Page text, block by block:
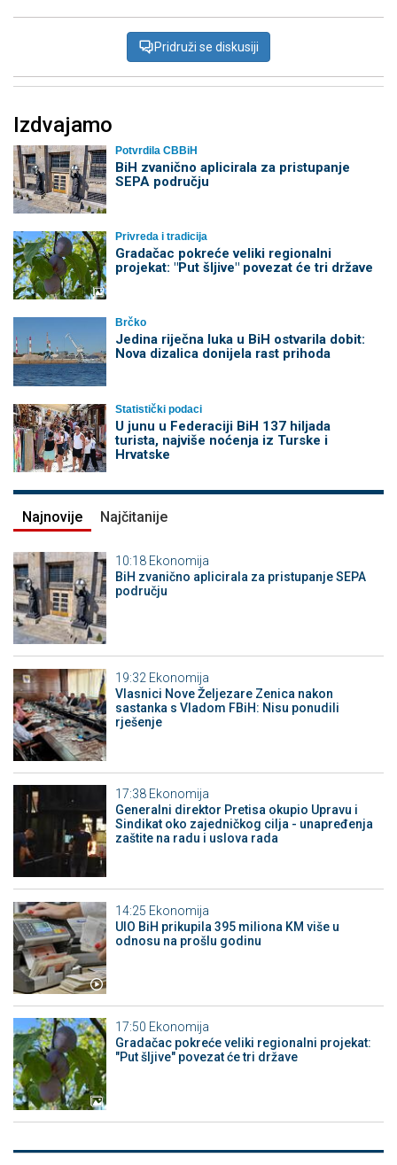
Pridruži se diskusiji
Izdvajamo
Potvrdila CBBiH
BiH zvanično aplicirala za pristupanje
SEPA području
Privreda i tradicija
Gradačac pokreće veliki regionalni
projekat: "Put šljive" povezat će tri države
Brčko
Jedina riječna luka u BiH ostvarila dobit:
Nova dizalica donijela rast prihoda
Statistički podaci
U junu u Federaciji BiH 137 hiljada
turista, najviše noćenja iz Turske i
Hrvatske
Najnovije Najčitanije
10:18 Ekonomija
BiH zvanično aplicirala za pristupanje SEPA
području
19:32 Ekonomija
Vlasnici Nove Željezare Zenica nakon
sastanka s Vladom FBiH: Nisu ponudili
rješenje
17:38 Ekonomija
Generalni direktor Pretisa okupio Upravu i
Sindikat oko zajedničkog cilja - unapređenja
zaštite na radu i uslova rada
14:25 Ekonomija
UIO BiH prikupila 395 miliona KM više u
odnosu na prošlu godinu
17:50 Ekonomija
Gradačac pokreće veliki regionalni projekat:
"Put šljive" povezat će tri države